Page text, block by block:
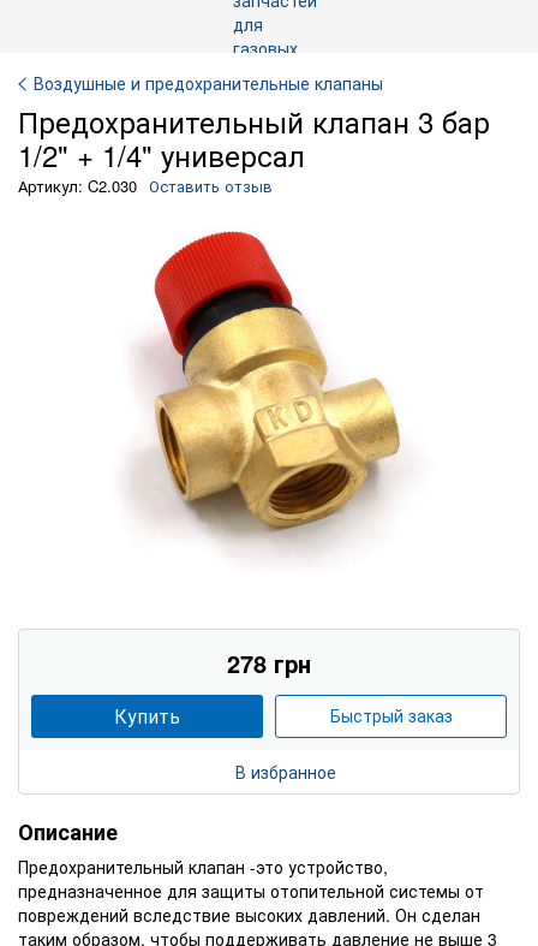
Воздушные и предохранительные клапаны
Предохранительный клапан 3 бар
1/2" + 1/4" универсал
Артикул: C2.030 Оставить отзыв
278 грн
Купить Быстрый заказ
В избранное
Описание
Предохранительный клапан -это устройство,
предназначенное для защиты отопительной системы от
повреждений вследствие высоких давлений. Он сделан
таким образом, чтобы поддерживать давление не выше 3